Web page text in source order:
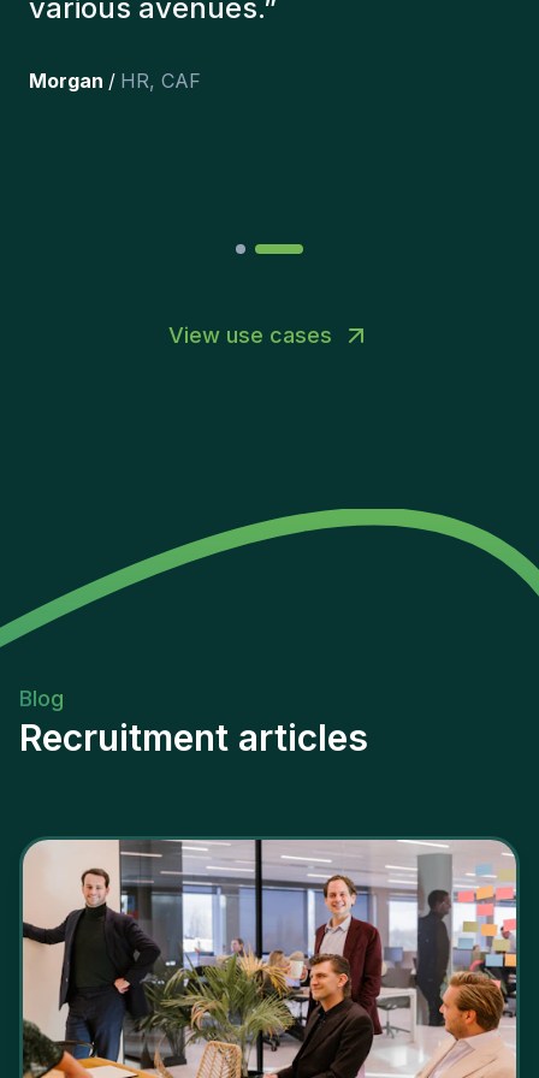
here, and personally I'm very
the team. ”
View use cases
Blog
Recruitment articles